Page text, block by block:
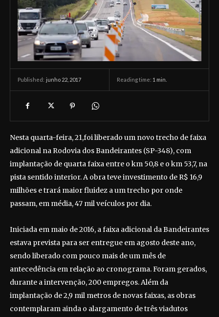
Published: junho 22, 2017 Reading time: 1 min.
Nesta quarta-feira, 21,foi liberado um novo trecho de faixa
adicional na Rodovia dos Bandeirantes (SP-348), com
implantação de quarta faixa entre o km 50,8 e o km 53,7, na
pista sentido interior. A obra teve investimento de R$ 16,9
milhões e trará maior fluidez a um trecho por onde
passam, em média, 47 mil veículos por dia.
Iniciada em maio de 2016, a faixa adicional da Bandeirantes
estava prevista para ser entregue em agosto deste ano,
sendo liberado com pouco mais de um mês de
antecedência em relação ao cronograma. Foram gerados,
durante a intervenção, 200 empregos. Além da
implantação de 2,9 mil metros de novas faixas, as obras
contemplaram ainda o alargamento de três viadutos